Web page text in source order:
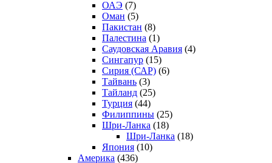
ОАЭ (7)
Оман (5)
Пакистан (8)
Палестина (1)
Саудовская Аравия (4)
Сингапур (15)
Сирия (САР) (6)
Тайвань (3)
Тайланд (25)
Турция (44)
Филиппины (25)
Шри-Ланка (18)
Шри-Ланка (18)
Япония (10)
Америка (436)